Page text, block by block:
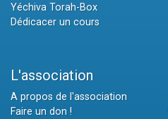
Yéchiva Torah-Box
Dédicacer un cours
L'association
A propos de l'association
Faire un don !